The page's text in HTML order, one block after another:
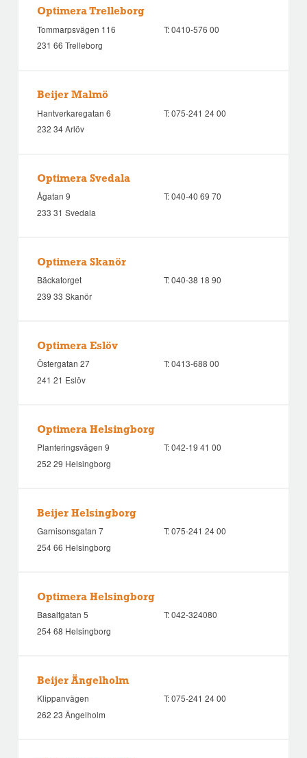
Optimera Trelleborg
Tommarpsvägen 116
231 66 Trelleborg
T:0410-576 00
Beijer Malmö
Hantverkaregatan 6
232 34 Arlöv
T:075-241 24 00
Optimera Svedala
Ågatan 9
233 31 Svedala
T:040-40 69 70
Optimera Skanör
Bäckatorget
239 33 Skanör
T:040-38 18 90
Optimera Eslöv
Östergatan 27
241 21 Eslöv
T:0413-688 00
Optimera Helsingborg
Planteringsvägen 9
252 29 Helsingborg
T:042-19 41 00
Beijer Helsingborg
Garnisonsgatan 7
254 66 Helsingborg
T:075-241 24 00
Optimera Helsingborg
Basaltgatan 5
254 68 Helsingborg
T:042-324080
Beijer Ängelholm
Klippanvägen
262 23 Ängelholm
T:075-241 24 00